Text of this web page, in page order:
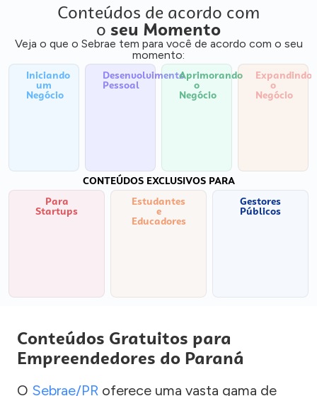
Conteúdos de acordo com
o seu Momento
Veja o que o Sebrae tem para você de acordo com o seu
momento:
Iniciando
um
Negócio
Desenvolvimento
Pessoal
Aprimorando
o
Negócio
Expandindo
o
Negócio
CONTEÚDOS EXCLUSIVOS PARA
Para
Startups
Estudantes
e
Educadores
Gestores
Públicos
Conteúdos Gratuitos para
Empreendedores do Paraná
O Sebrae/PR oferece uma vasta gama de